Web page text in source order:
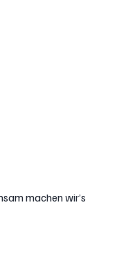
machen wir’s